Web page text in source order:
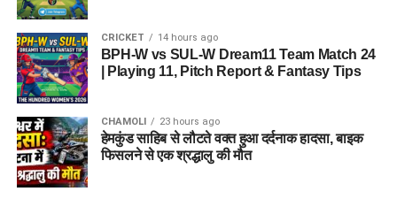
CRICKET 14 hours ago
BPH-W vs SUL-W Dream11 Team Match 24
| Playing 11, Pitch Report & Fantasy Tips
CHAMOLI 23 hours ago
हेमकुंड साहिब से लौटते वक्त हुआ दर्दनाक हादसा, बाइक
फिसलने से एक श्रद्धालु की मौत